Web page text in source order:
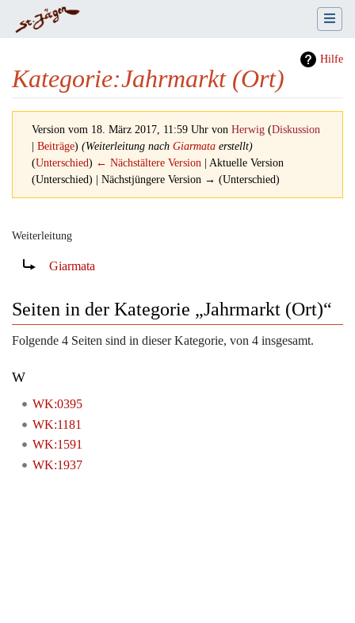
Hilfe
Kategorie:Jahrmarkt (Ort)
Version vom 18. März 2017, 11:59 Uhr von Herwig (Diskussion
Beiträge) (Weiterleitung nach Giarmata erstellt)
(Unterschied) ← Nächstältere Version | Aktuelle Version
(Unterschied) | Nächstjüngere Version → (Unterschied)
Weiterleitung
Giarmata
Seiten in der Kategorie „Jahrmarkt (Ort)“
Folgende 4 Seiten sind in dieser Kategorie, von 4 insgesamt.
W
WK:0395
WK:1181
WK:1591
WK:1937